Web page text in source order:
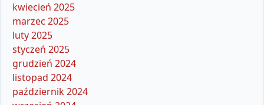
kwiecień 2025
marzec 2025
luty 2025
styczeń 2025
grudzień 2024
listopad 2024
październik 2024